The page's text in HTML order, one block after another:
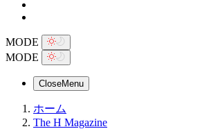
MODE
MODE
CloseMenu
ホーム
The H Magazine